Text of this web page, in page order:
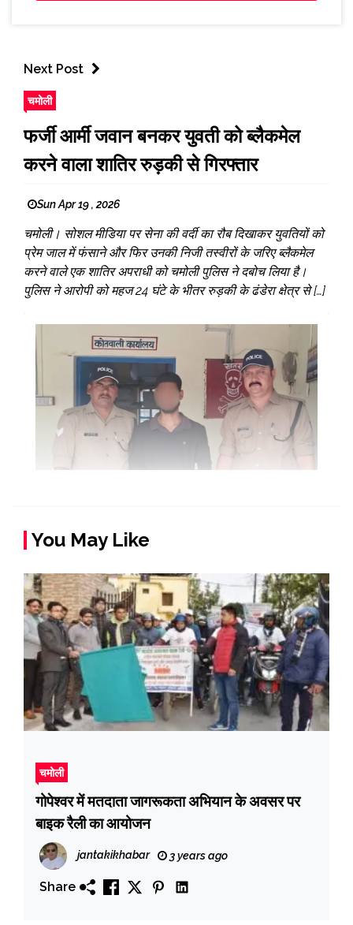
Next Post
चमोली
फर्जी आर्मी जवान बनकर युवती को ब्लैकमेल
करने वाला शातिर रुड़की से गिरफ्तार
Sun Apr 19 , 2026
चमोली। सोशल मीडिया पर सेना की वर्दी का रौब दिखाकर युवतियों को
प्रेम जाल में फंसाने और फिर उनकी निजी तस्वीरों के जरिए ब्लैकमेल
करने वाले एक शातिर अपराधी को चमोली पुलिस ने दबोच लिया है।
पुलिस ने आरोपी को महज 24 घंटे के भीतर रुड़की के ढंडेरा क्षेत्र से […]
You May Like
चमोली
गोपेश्वर में मतदाता जागरूकता अभियान के अवसर पर
बाइक रैली का आयोजन
jantakikhabar 3 years ago
Share